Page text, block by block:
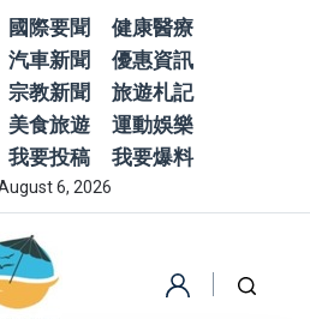
國際要聞
健康醫療
汽車新聞
優惠資訊
宗教新聞
旅遊札記
美食旅遊
運動娛樂
我要投稿 我要爆料
6, 2026